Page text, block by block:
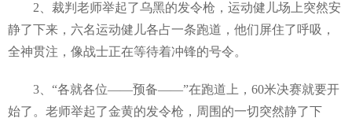
2、裁判老师举起了乌黑的发令枪，运动健儿场上突然安
静了下来，六名运动健儿各占一条跑道，他们屏住了呼吸，
全神贯注，像战士正在等待着冲锋的号令。
3、“各就各位――预备――”在跑道上，60米决赛就要开
始了。老师举起了金黄的发令枪，周围的一切突然静了下